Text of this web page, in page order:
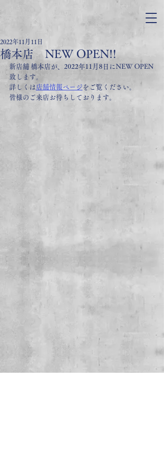
橋本店 NEW OPEN!!
2022年11月11日
新店舗 橋本店が、2022年11月8日にNEW OPEN
致します。
詳しくは 店舗情報ページ をご覧ください。
皆様のご来店お待ちしております。